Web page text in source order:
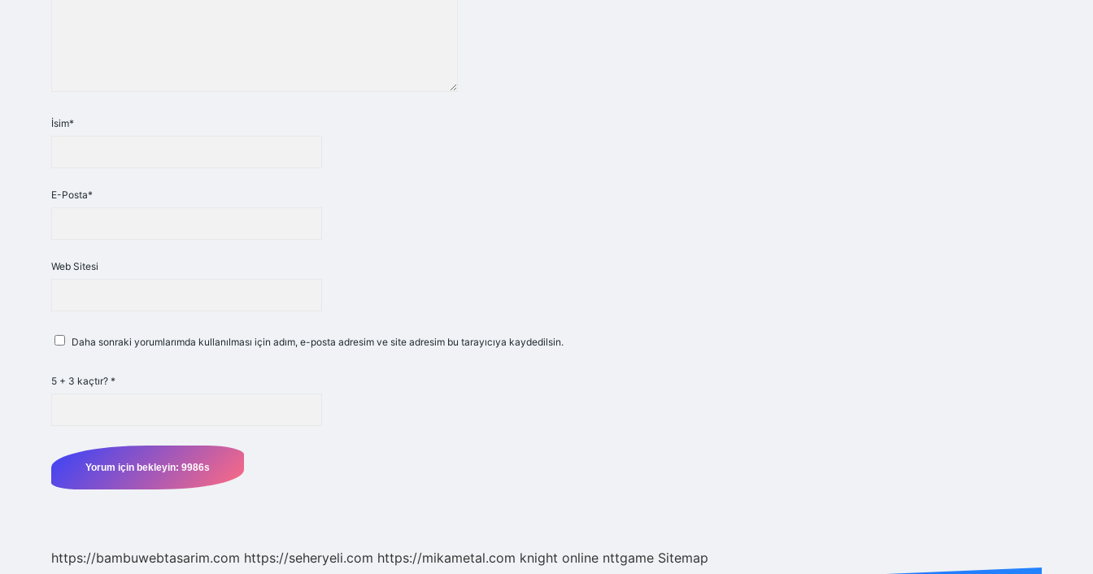
İsim*
E-Posta*
Web Sitesi
Daha sonraki yorumlarımda kullanılması için adım, e-posta adresim ve site adresim bu tarayıcıya kaydedilsin.
5 + 3 kaçtır? *
https://bambuwebtasarim.com https://seheryeli.com https://mikametal.com knight online nttgame Sitemap